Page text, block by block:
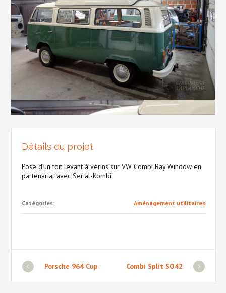
Détails du projet
Pose d’un toit levant à vérins sur VW Combi Bay Window en
partenariat avec Serial-Kombi
Aménagement utilitaires
Catégories:
Combi Split SO42
Porsche 964 Cup